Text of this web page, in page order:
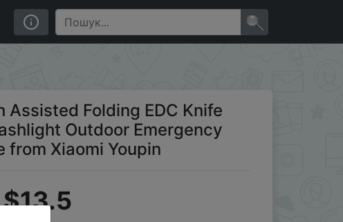
Outdoor Emergency Survival Tools Kit Knife from Xiaomi
Folding EDC Knife
Outdoor Emergency
from Xiaomi Youpin
$13.5